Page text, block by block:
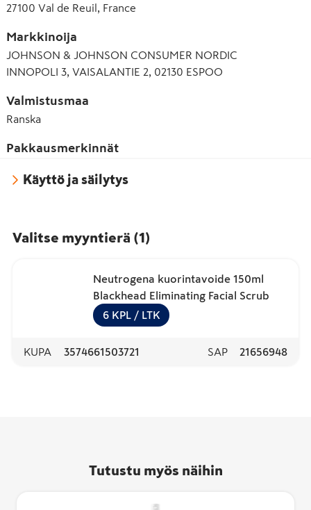
27100 Val de Reuil, France
Markkinoija
JOHNSON & JOHNSON CONSUMER NORDIC
INNOPOLI 3, VAISALANTIE 2, 02130 ESPOO
Valmistusmaa
Ranska
Pakkausmerkinnät
Käyttö ja säilytys
Valitse myyntierä (1)
Neutrogena kuorintavoide 150ml
Blackhead Eliminating Facial Scrub
6 KPL / LTK
KUPA 3574661503721 SAP 21656948
Tutustu myös näihin